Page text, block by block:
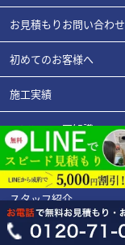
お見積もりお問い合わせ
初めてのお客様へ
施工実績
エアコンの豆知識
よくある質問
スタッフ紹介
業種別